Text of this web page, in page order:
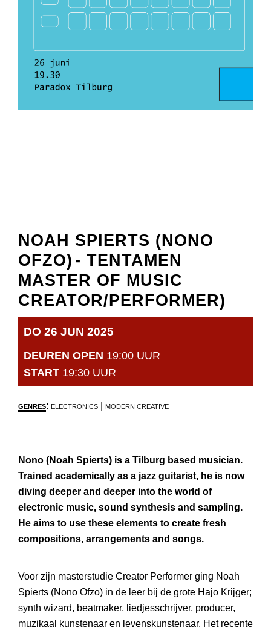
NOAH SPIERTS (NONO
OFZO) - TENTAMEN
MASTER OF MUSIC
CREATOR/PERFORMER)
DO 26 JUN 2025
DEUREN OPEN 19:00 UUR
START 19:30 UUR
GENRES: ELECTRONICS MODERN CREATIVE
Nono (Noah Spierts) is a Tilburg based musician.
Trained academically as a jazz guitarist, he is now
diving deeper and deeper into the world of
electronic music, sound synthesis and sampling.
He aims to use these elements to create fresh
compositions, arrangements and songs.
Voor zijn masterstudie Creator Performer ging Noah
Spierts (Nono Ofzo) in de leer bij de grote Hajo Krijger;
synth wizard, beatmaker, liedjesschrijver, producer,
muzikaal kunstenaar en levenskunstenaar. Het recente